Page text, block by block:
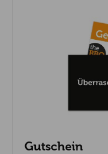
Gutschein